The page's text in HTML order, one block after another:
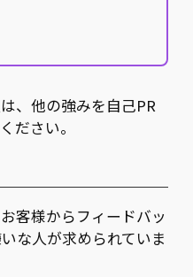
、他の強みを自己PR
ださい。
客様からフィードバッ
な人が求められていま